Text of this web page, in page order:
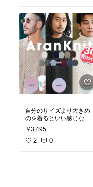
自分のサイズより大きめ
のを着るといい感じな
る。ちょうどいい感じだ
とピシッとなってしまい
見た目が悪い
￥3,495
2 0